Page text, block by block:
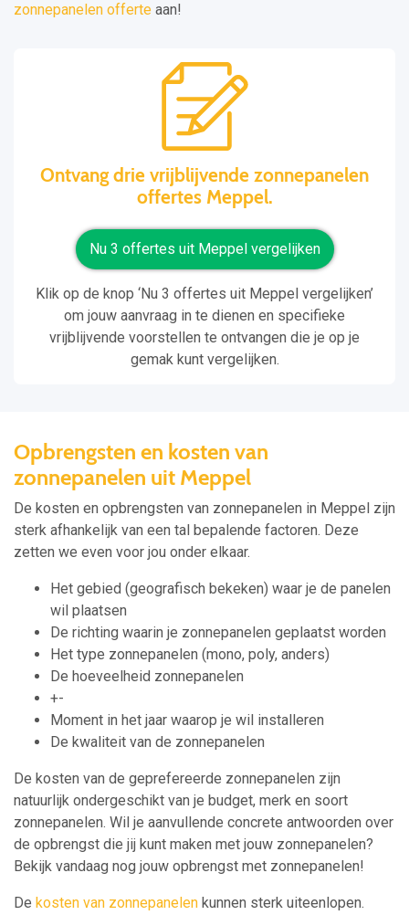
zonnepanelen offerte aan!
Ontvang drie vrijblijvende zonnepanelen
offertes Meppel.
Nu 3 offertes uit Meppel vergelijken
Klik op de knop ‘Nu 3 offertes uit Meppel vergelijken’
om jouw aanvraag in te dienen en specifieke
vrijblijvende voorstellen te ontvangen die je op je
gemak kunt vergelijken.
Opbrengsten en kosten van
zonnepanelen uit Meppel
De kosten en opbrengsten van zonnepanelen in Meppel zijn
sterk afhankelijk van een tal bepalende factoren. Deze
zetten we even voor jou onder elkaar.
Het gebied (geografisch bekeken) waar je de panelen
wil plaatsen
De richting waarin je zonnepanelen geplaatst worden
Het type zonnepanelen (mono, poly, anders)
De hoeveelheid zonnepanelen
+-
Moment in het jaar waarop je wil installeren
De kwaliteit van de zonnepanelen
De kosten van de geprefereerde zonnepanelen zijn
natuurlijk ondergeschikt van je budget, merk en soort
zonnepanelen. Wil je aanvullende concrete antwoorden over
de opbrengst die jij kunt maken met jouw zonnepanelen?
Bekijk vandaag nog jouw opbrengst met zonnepanelen!
De kosten van zonnepanelen kunnen sterk uiteenlopen.